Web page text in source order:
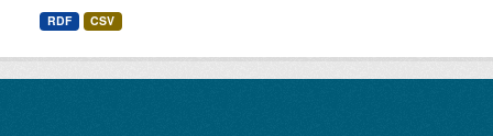
RDF CSV